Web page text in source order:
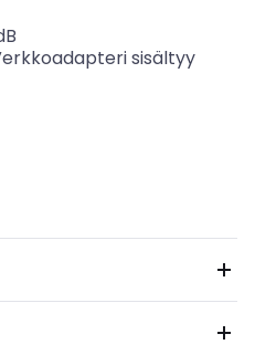
sisältyy